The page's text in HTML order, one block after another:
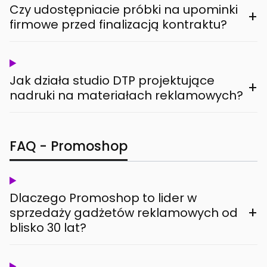
Czy udostępniacie próbki na upominki
firmowe przed finalizacją kontraktu?
+
Jak działa studio DTP projektujące
nadruki na materiałach reklamowych? +
FAQ - Promoshop
Dlaczego Promoshop to lider w
sprzedaży gadżetów reklamowych od
blisko 30 lat?
+